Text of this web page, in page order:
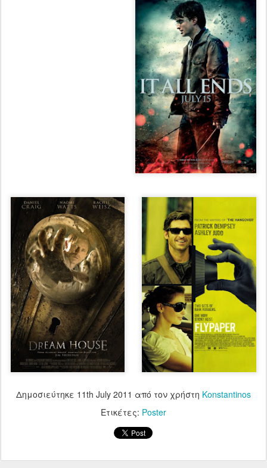
Δημοσιεύτηκε 11th July 2011 από τον χρήστη Konstantinos
Ετικέτες: Poster